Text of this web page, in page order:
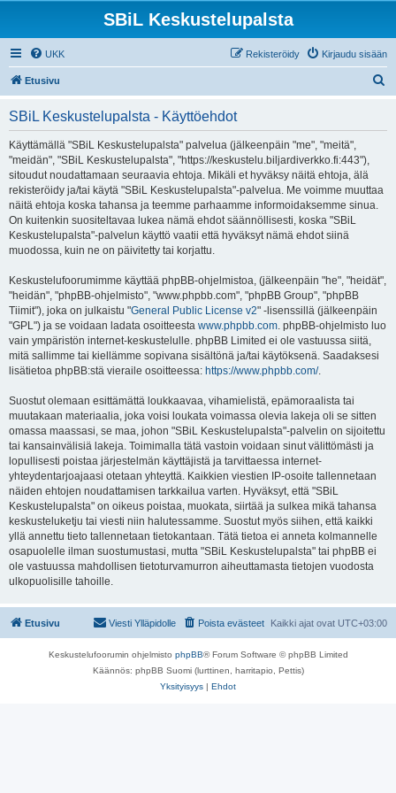
SBiL Keskustelupalsta
UKK Kirjaudu sisään
Rekisteröidy
Etusivu
SBiL Keskustelupalsta - Käyttöehdot
Käyttämällä "SBiL Keskustelupalsta" palvelua (jälkeenpäin "me", "meitä",
"meidän", "SBiL Keskustelupalsta", "https://keskustelu.biljardiverkko.fi:443"),
sitoudut noudattamaan seuraavia ehtoja. Mikäli et hyväksy näitä ehtoja, älä
rekisteröidy ja/tai käytä "SBiL Keskustelupalsta"-palvelua. Me voimme muuttaa
näitä ehtoja koska tahansa ja teemme parhaamme informoidaksemme sinua.
On kuitenkin suositeltavaa lukea nämä ehdot säännöllisesti, koska "SBiL
Keskustelupalsta"-palvelun käyttö vaatii että hyväksyt nämä ehdot siinä
muodossa, kuin ne on päivitetty tai korjattu.
Keskustelufoorumimme käyttää phpBB-ohjelmistoa, (jälkeenpäin "he", "heidät",
"heidän", "phpBB-ohjelmisto", "www.phpbb.com", "phpBB Group", "phpBB
Tiimit"), joka on julkaistu "General Public License v2" -lisenssillä (jälkeenpäin
"GPL") ja se voidaan ladata osoitteesta www.phpbb.com. phpBB-ohjelmisto luo
vain ympäristön internet-keskustelulle. phpBB Limited ei ole vastuussa siitä,
mitä sallimme tai kiellämme sopivana sisältönä ja/tai käytöksenä. Saadaksesi
lisätietoa phpBB:stä vieraile osoitteessa: https://www.phpbb.com/.
Suostut olemaan esittämättä loukkaavaa, vihamielistä, epämoraalista tai
muutakaan materiaalia, joka voisi loukata voimassa olevia lakeja oli se sitten
omassa maassasi, se maa, johon "SBiL Keskustelupalsta"-palvelin on sijoitettu
tai kansainvälisiä lakeja. Toimimalla tätä vastoin voidaan sinut välittömästi ja
lopullisesti poistaa järjestelmän käyttäjistä ja tarvittaessa internet-
yhteydentarjoajaasi otetaan yhteyttä. Kaikkien viestien IP-osoite tallennetaan
näiden ehtojen noudattamisen tarkkailua varten. Hyväksyt, että "SBiL
Keskustelupalsta" on oikeus poistaa, muokata, siirtää ja sulkea mikä tahansa
keskusteluketju tai viesti niin halutessamme. Suostut myös siihen, että kaikki
yllä annettu tieto tallennetaan tietokantaan. Tätä tietoa ei anneta kolmannelle
osapuolelle ilman suostumustasi, mutta "SBiL Keskustelupalsta" tai phpBB ei
ole vastuussa mahdollisen tietoturvamurron aiheuttamasta tietojen vuodosta
ulkopuolisille tahoille.
Etusivu Kaikki ajat ovat UTC+03:00
Poista evästeet
Viesti Ylläpidolle
Keskustelufoorumin ohjelmisto phpBB® Forum Software © phpBB Limited
Käännös: phpBB Suomi (lurttinen, harritapio, Pettis)
Yksityisyys | Ehdot